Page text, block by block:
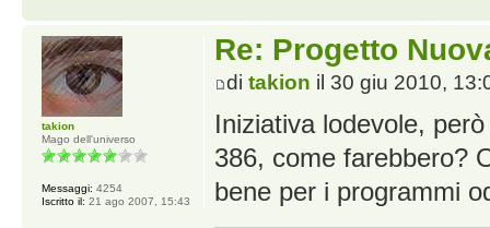
Re: Progetto
di takion il 30 giu 2010,
Iniziativa lodevole,
386, come farebbero?
bene per i programmi
takion
Mago dell'universo
Messaggi: 4254
Iscritto il: 21 ago 2007, 15:43